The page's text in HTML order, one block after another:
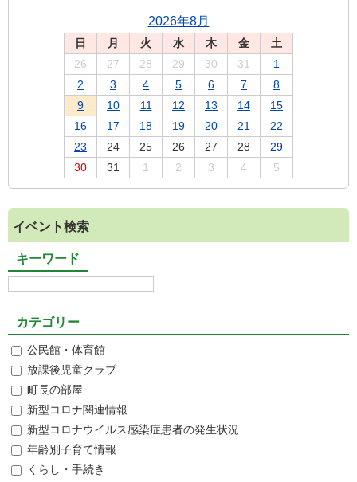
2026年8月
日 月 火 水 木 金
土
26
27 28 29 30 31
1
2
3 4 5 6 7
8
9
10 11 12 13 14
15
16
17 18 19 20 21
22
23
24 25 26 27 28
29
30
31 1 2 3 4 5
イベント検索
キーワード
カテゴリー
公民館・体育館
放課後児童クラブ
町長の部屋
新型コロナ関連情報
新型コロナウイルス感染症患者の発生状況
年齢別子育て情報
くらし・手続き